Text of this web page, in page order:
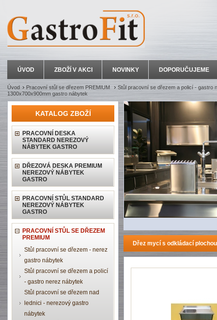
ÚVOD ZBOŽÍ V AKCI NOVINKY DOPORUČUJEME
Úvod Pracovní stůl se dřezem PREMIUM
Stůl pracovní se dřezem a policí - gastro
1300x700x900mm gastro nábytek
KATALOG ZBOŽÍ
PRACOVNÍ DESKA
STANDARD NEREZOVÝ
NÁBYTEK GASTRO
DŘEZOVÁ DESKA PREMIUM
NEREZOVÝ NÁBYTEK
GASTRO
PRACOVNÍ STŮL STANDARD
NEREZOVÝ NÁBYTEK
GASTRO
PRACOVNÍ STŮL SE DŘEZEM
PREMIUM
Stůl pracovní se dřezem - nerez
gastro nábytek
Stůl pracovní se dřezem a policí
- gastro nerez nábytek
Stůl pracovní se dřezem nad
lednici - nerezový gastro
nábytek
Dřez mycí s odkládací